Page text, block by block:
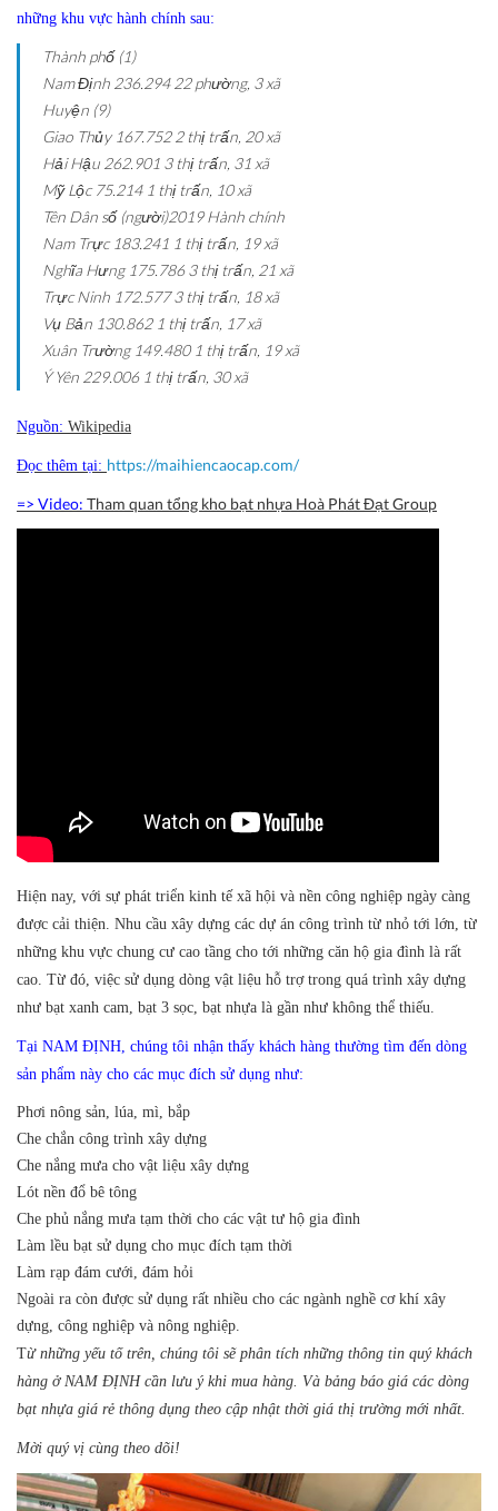
những khu vực hành chính sau:
Thành phố (1)
Nam Định 236.294 22 phường, 3 xã
Huyện (9)
Giao Thủy 167.752 2 thị trấn, 20 xã
Hải Hậu 262.901 3 thị trấn, 31 xã
Mỹ Lộc 75.214 1 thị trấn, 10 xã
Tên Dân số (người)2019 Hành chính
Nam Trực 183.241 1 thị trấn, 19 xã
Nghĩa Hưng 175.786 3 thị trấn, 21 xã
Trực Ninh 172.577 3 thị trấn, 18 xã
Vụ Bản 130.862 1 thị trấn, 17 xã
Xuân Trường 149.480 1 thị trấn, 19 xã
Ý Yên 229.006 1 thị trấn, 30 xã
Nguồn: Wikipedia
Đọc thêm tại: https://maihiencaocap.com/
=> Video: Tham quan tổng kho bạt nhựa Hoà Phát Đạt Group
Hiện nay, với sự phát triển kinh tế xã hội và nền công nghiệp ngày càng
được cải thiện. Nhu cầu xây dựng các dự án công trình từ nhỏ tới lớn, từ
những khu vực chung cư cao tầng cho tới những căn hộ gia đình là rất
cao. Từ đó, việc sử dụng dòng vật liệu hỗ trợ trong quá trình xây dựng
như bạt xanh cam, bạt 3 sọc, bạt nhựa là gần như không thể thiếu.
Tại NAM ĐỊNH, chúng tôi nhận thấy khách hàng thường tìm đến dòng
sản phẩm này cho các mục đích sử dụng như:
Phơi nông sản, lúa, mì, bắp
Che chắn công trình xây dựng
Che nắng mưa cho vật liệu xây dựng
Lót nền đổ bê tông
Che phủ nắng mưa tạm thời cho các vật tư hộ gia đình
Làm lều bạt sử dụng cho mục đích tạm thời
Làm rạp đám cưới, đám hỏi
Ngoài ra còn được sử dụng rất nhiều cho các ngành nghề cơ khí xây
dựng, công nghiệp và nông nghiệp.
Từ những yếu tố trên, chúng tôi sẽ phân tích những thông tin quý khách
hàng ở NAM ĐỊNH cần lưu ý khi mua hàng. Và bảng báo giá các dòng
bạt nhựa giá rẻ thông dụng theo cập nhật thời giá thị trường mới nhất.
Mời quý vị cùng theo dõi!